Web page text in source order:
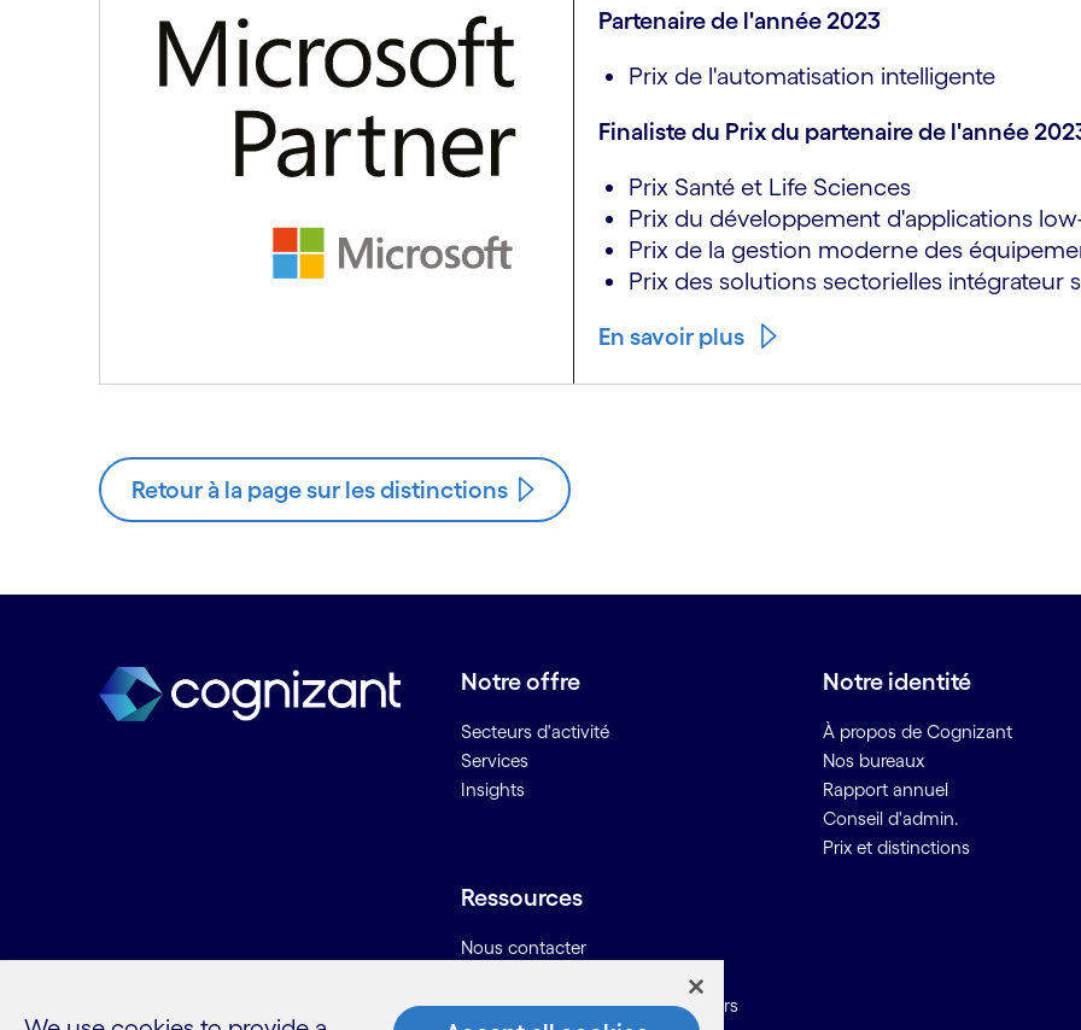
Partenaire de l'année 2023
Prix de l'automatisation intelligente
Finaliste du Prix du partenaire de l'année
Prix Santé et Life Sciences
Prix du développement d'applications
Prix de la gestion moderne des
Prix des solutions sectorielles intégrateur
En savoir plus
Retour à la page sur les distinctions
Notre offre
Secteurs d'activité
Services
Insights
Notre identité
À propos de Cognizant
Nos bureaux
Rapport annuel
Conseil d'admin.
Prix et distinctions
Ressources
Nous contacter
Informations pour les fournisseurs